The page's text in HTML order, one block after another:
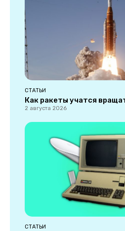
СТАТЬИ
Как ракеты учатся
2 августа 2026
СТАТЬИ